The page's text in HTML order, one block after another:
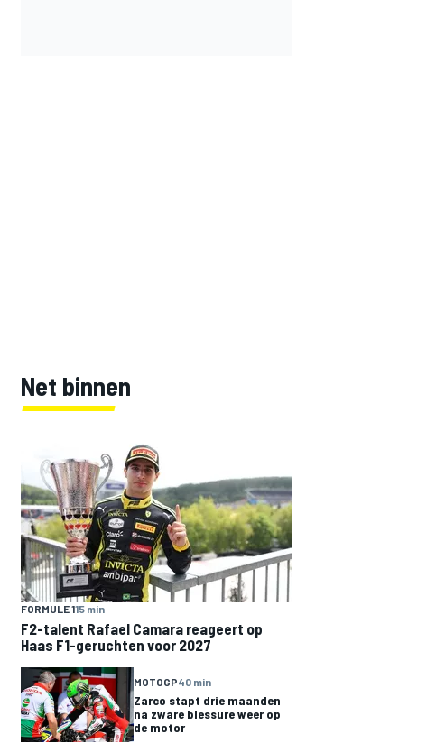
Net binnen
FORMULE 115 min
F2-talent Rafael Camara reageert op
Haas F1-geruchten voor 2027
MOTOGP40 min
Zarco stapt drie maanden
na zware blessure weer op
de motor